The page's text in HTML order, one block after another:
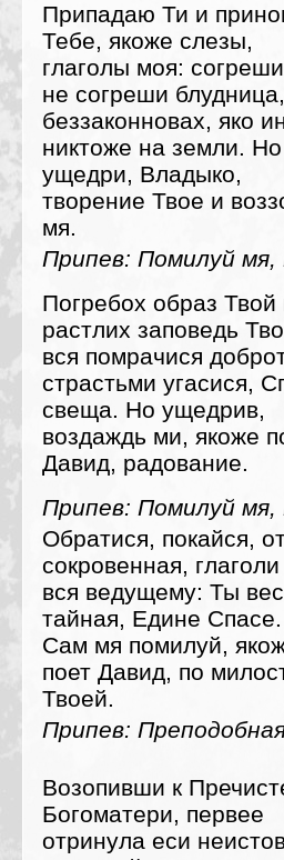
Припадаю Ти и
Тебе, якоже слезы,
глаголы моя:
не согреши
беззаконновах, яко
никтоже на земли. Но
ущедри, Владыко,
творение Твое и
мя.
Припев: Помилуй
Погребох образ Твой
растлих заповедь
вся помрачися
страстьми угасися,
свеща. Но ущедрив,
воздаждь ми, якоже
Давид, радование.
Припев: Помилуй
Обратися, покайся,
сокровенная, глаголи
вся ведущему: Ты
тайная, Едине
Сам мя помилуй,
поет Давид, по
Твоей.
Припев:
Возопивши к
Богоматери, первее
отринула еси